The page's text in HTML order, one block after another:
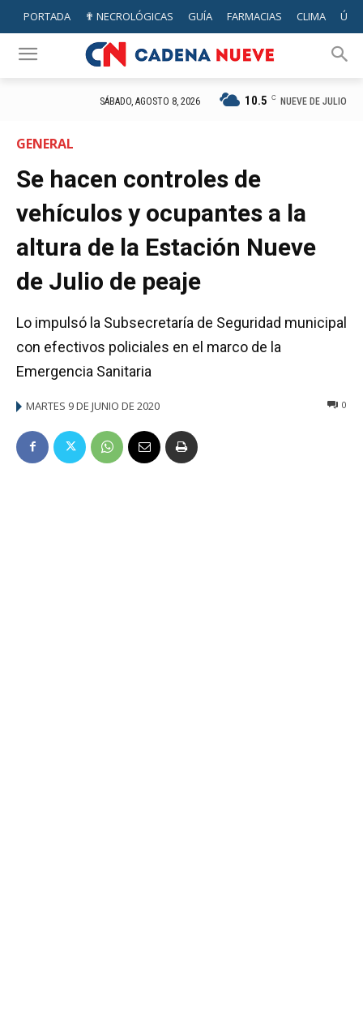
PORTADA ✟ NECROLÓGICAS GUÍA FARMACIAS CLIMA
SÁBADO, AGOSTO 8, 2026 10.5 C NUEVE DE JULIO
GENERAL
Se hacen controles de
vehículos y ocupantes a la
altura de la Estación Nueve
de Julio de peaje
Lo impulsó la Subsecretaría de Seguridad municipal
con efectivos policiales en el marco de la
Emergencia Sanitaria
MARTES 9 DE JUNIO DE 2020 0